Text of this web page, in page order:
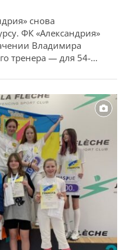
снова
ФК «Александрия»
Владимира
тренера — для 54-
этапе работы
на людей, с которыми
в структуре второй